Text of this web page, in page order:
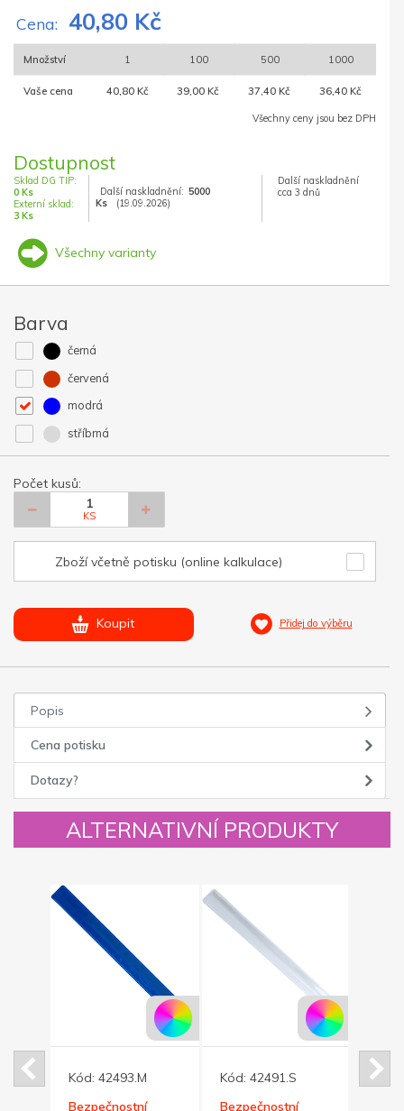
Cena: 40,80 Kč
Množství 1 100 500 1000
Vaše cena 40,80 Kč 39,00 Kč 37,40 Kč 36,40 Kč
Všechny ceny jsou bez DPH
Dostupnost
Sklad DG TIP:
0 Ks
Externí sklad:
3 Ks
Další naskladnění: 5000
Ks
(19.09.2026)
Další naskladnění
cca 3 dnů
Všechny varianty
Barva
černá
červená
modrá
stříbrná
Počet kusů:
KS
Zboží včetně potisku (online kalkulace)
Koupit Přidej do výběru
Popis
Cena potisku
Dotazy?
ALTERNATIVNÍ PRODUKTY
Kód: 42493.M
Bezpečnostní
Kód: 42491.S
Bezpečnostní
Kód: